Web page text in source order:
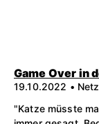
Game Over in
19.10.2022 •
"Katze müsste